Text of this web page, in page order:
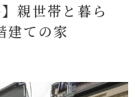
親世帯と暮ら
建ての家